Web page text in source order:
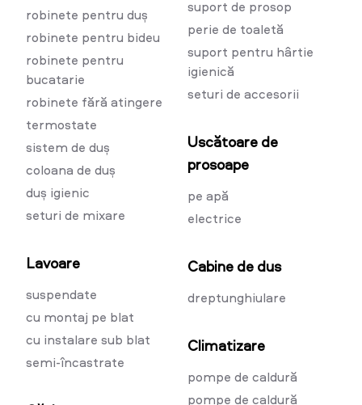
robinete pentru duș
robinete pentru bideu
robinete pentru
bucatarie
robinete fără atingere
termostate
sistem de duș
coloana de duș
duș igienic
seturi de mixare
Lavoare
suspendate
cu montaj pe blat
cu instalare sub blat
semi-încastrate
suport de prosop
perie de toaletă
suport pentru hârtie
igienică
seturi de accesorii
Uscătoare de
prosoape
pe apă
electrice
Cabine de dus
dreptunghiulare
Climatizare
pompe de caldură
pompe de caldură